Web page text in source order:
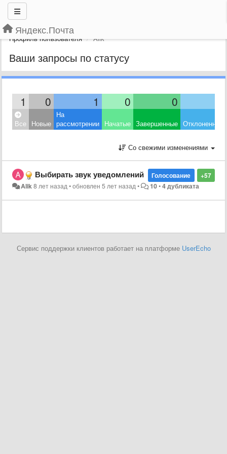
Яндекс.Почта
Профиль пользователя Alik
Ваши запросы по статусу
1 0 1 0 0
Все Новые
На
рассмотрении Начатые Завершенные Отклоненные
Со свежими изменениями
+57
Голосование
Выбирать звук уведомлений
Alik8 лет назад•обновлен5 лет назад• 10•4 дубликата
Сервис поддержки клиентов работает на платформе UserEcho